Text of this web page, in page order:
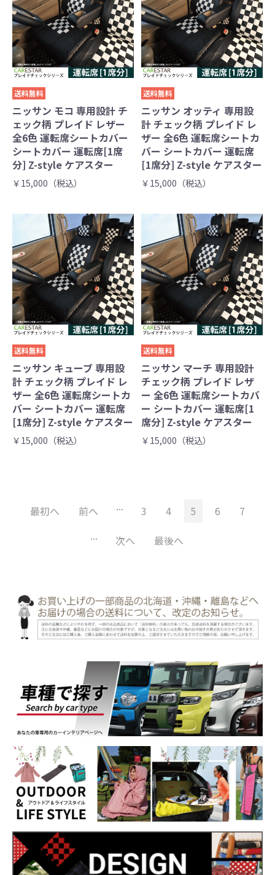
送料無料
ニッサン モコ 専用設計 チ
ェック柄 プレイド レザー
全6色 運転席シートカバー
シートカバー 運転席[1席
分] Z-style ケアスター
￥15,000（税込）
送料無料
ニッサン オッティ 専用設
計 チェック柄 プレイド レ
ザー 全6色 運転席シートカ
バー シートカバー 運転席
[1席分] Z-style ケアスター
￥15,000（税込）
送料無料
ニッサン キューブ 専用設
計 チェック柄 プレイド レ
ザー 全6色 運転席シートカ
バー シートカバー 運転席
[1席分] Z-style ケアスター
￥15,000（税込）
送料無料
ニッサン マーチ 専用設計
チェック柄 プレイド レザ
ー 全6色 運転席シートカバ
ー シートカバー 運転席[1
席分] Z-style ケアスター
￥15,000（税込）
最初へ 前へ ... 3 4 5 6
7
...
次へ 最後へ